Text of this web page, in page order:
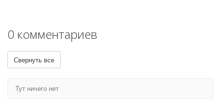
0 комментариев
Свернуть все
Тут ничего нет